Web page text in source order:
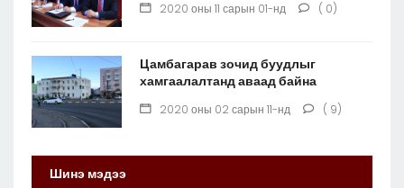
2020 оны 11 сарын 01-нд ( 0)
Цамбагарав зочид буудлыг
хамгаалалтанд аваад байна
2020 оны 02 сарын 11-нд ( 9)
Шинэ мэдээ